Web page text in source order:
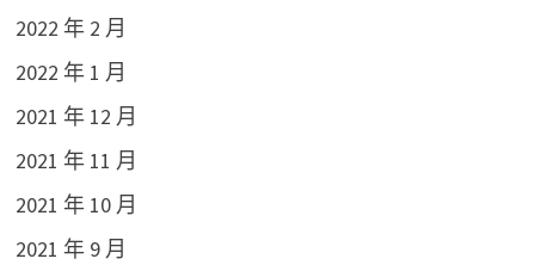
2022 年 2 月
2022 年 1 月
2021 年 12 月
2021 年 11 月
2021 年 10 月
2021 年 9 月